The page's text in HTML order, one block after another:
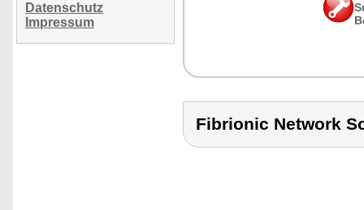
Datenschutz
Impressum
Fibrionic Network